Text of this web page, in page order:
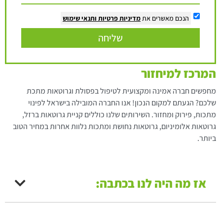
הנכם מאשרים אתמדיניות פרטיות ותנאי שימוש
שליחה
המרכז למיחזור
מחפשים חברה אמינה ומקצועית לטיפול בפסולת וגרוטאות מתכת
שלכם? הגעתם למקום הנכון! אנו החברה המובילה בישראל לפינוי
מתכות, פירוק ומחזור. השירותים שלנו כוללים קניית גרוטאות ברזל,
גרוטאות אלומיניום, גרוטאות נחושת ומתכות נלוות אחרות במחיר הטוב
ביותר.
אז מה היה לנו בכתבה: